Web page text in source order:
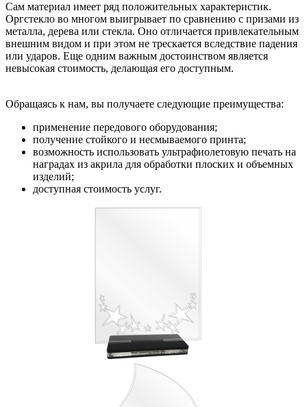
Сам материал имеет ряд положительных характеристик.
Оргстекло во многом выигрывает по сравнению с призами из
металла, дерева или стекла. Оно отличается привлекательным
внешним видом и при этом не трескается вследствие падения
или ударов. Еще одним важным достоинством является
невысокая стоимость, делающая его доступным.
Обращаясь к нам, вы получаете следующие преимущества:
применение передового оборудования;
получение стойкого и несмываемого принта;
возможность использовать ультрафиолетовую печать на
наградах из акрила для обработки плоских и объемных
изделий;
доступная стоимость услуг.